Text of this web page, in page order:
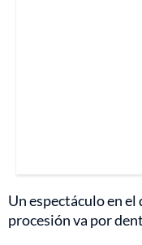
Un espectáculo en
procesión va por